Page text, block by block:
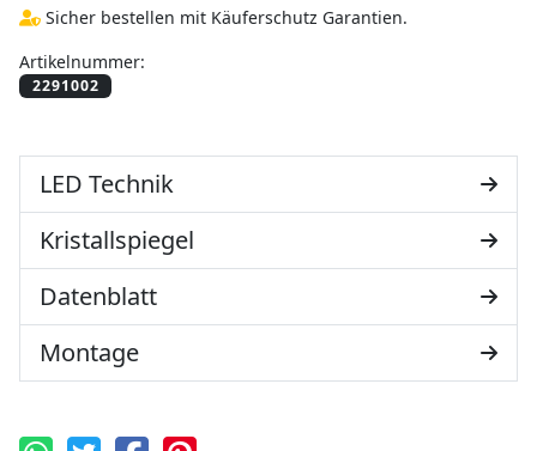
Sicher bestellen mit Käuferschutz Garantien.
Artikelnummer:
LED Technik
Kristallspiegel
Datenblatt
Montage